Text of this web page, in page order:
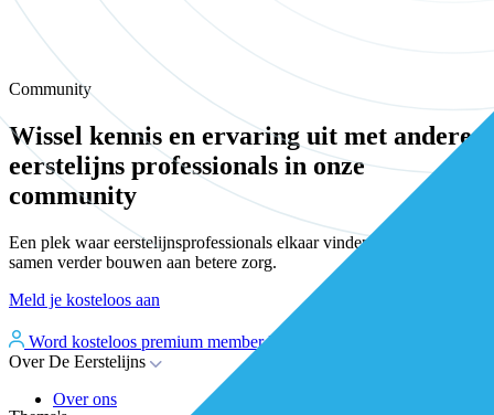
Community
Wissel kennis en ervaring uit met andere
eerstelijns professionals in onze
community
Een plek waar eerstelijnsprofessionals elkaar vinden, versterken en
samen verder bouwen aan betere zorg.
Meld je kosteloos aan
Word kosteloos premium member Inloggen
Over De Eerstelijns
Over ons